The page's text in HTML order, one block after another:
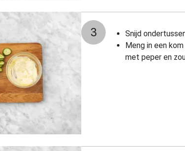
3
Snijd
Meng in een
met peper en